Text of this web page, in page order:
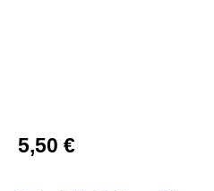
Regulärer Preis:
5,50 €